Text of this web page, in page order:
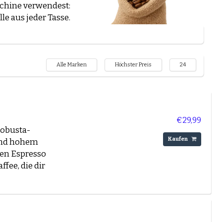
verwendest:
aus jeder Tasse.
Mischungen.
Café Crème?
Marke
Kaffees. Hier
Alle Marken Höchster Preis 24
hohem
Espresso
die dir
€29,99
Kaufen